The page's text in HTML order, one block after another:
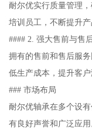
耐尔优实行质量管理
培训员工，不断提升产
#### 2. 强大售前与售
拥有的售前和售后服
低生产成本，提升客户
### 市场布局
耐尔优轴承在多个设
有良好声誉和广泛应用